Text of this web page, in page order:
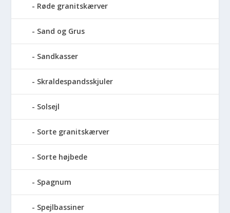
Røde granitskærver
Sand og Grus
Sandkasser
Skraldespandsskjuler
Solsejl
Sorte granitskærver
Sorte højbede
Spagnum
Spejlbassiner